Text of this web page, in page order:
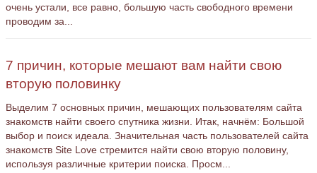
очень устали, все равно, большую часть свободного времени
проводим за...
7 причин, которые мешают вам найти свою
вторую половинку
Выделим 7 основных причин, мешающих пользователям сайта
знакомств найти своего спутника жизни. Итак, начнём: Большой
выбор и поиск идеала. Значительная часть пользователей сайта
знакомств Site Love стремится найти свою вторую половину,
используя различные критерии поиска. Просм...